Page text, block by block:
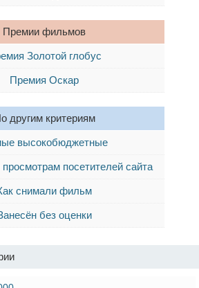
Премии фильмов
Золотой глобус
Премия Оскар
другим критериям
высокобюджетные
посетителей сайта
снимали фильм
без оценки